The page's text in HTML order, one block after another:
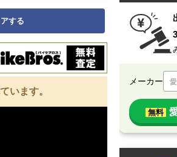
する
います。
メーカー
無料